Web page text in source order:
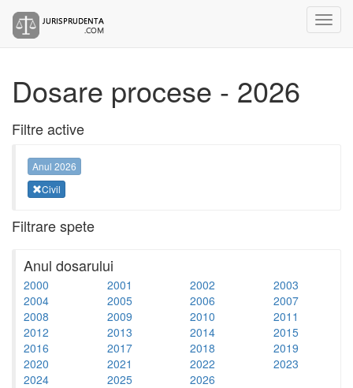
Dosare procese - 2026
Filtre active
Anul 2026
Civil
Filtrare spete
Anul dosarului
2000 2001 2002
2003
2004
2005 2006
2007
2008
2009 2010
2011
2012
2013 2014
2015
2016
2017 2018
2019
2020
2021 2022
2023
2024
2025 2026